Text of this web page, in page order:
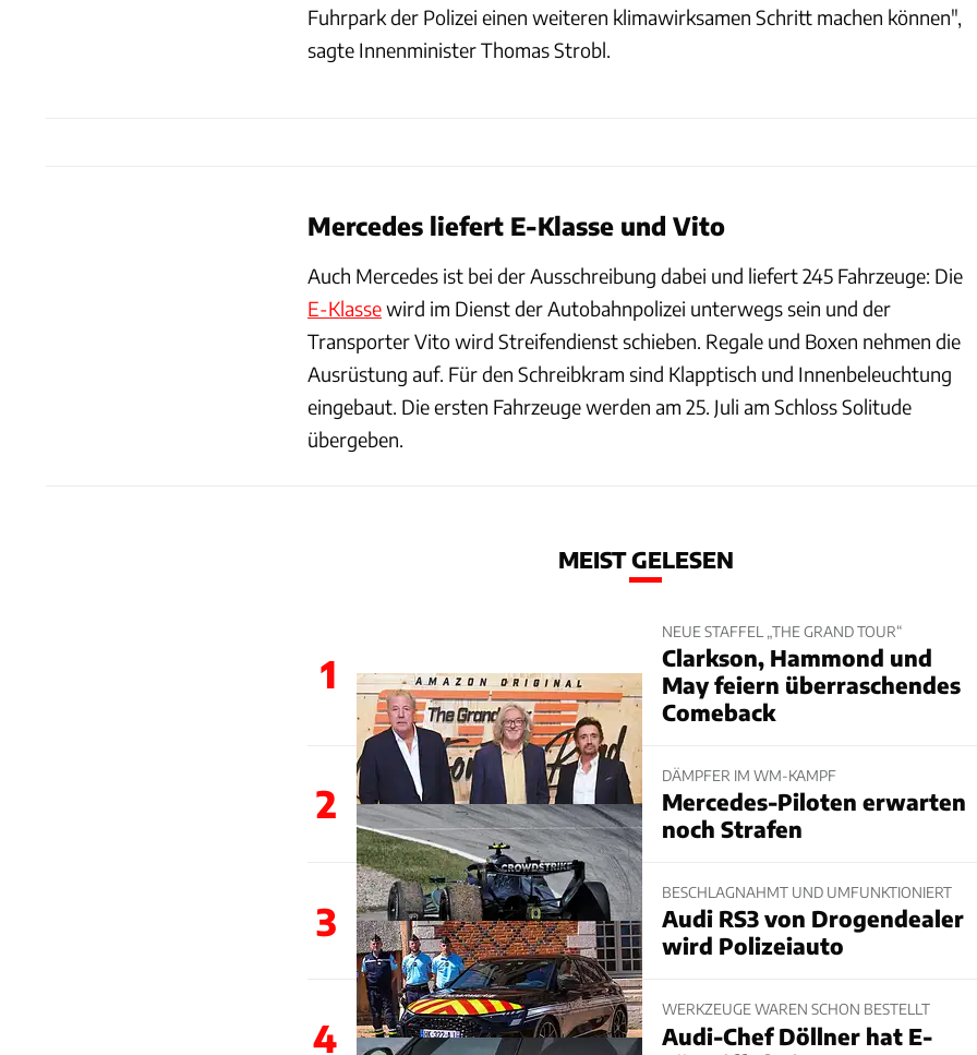
Fuhrpark der Polizei einen weiteren klimawirksamen Schritt machen können",
sagte Innenminister Thomas Strobl.
Mercedes liefert E-Klasse und Vito
Auch Mercedes ist bei der Ausschreibung dabei und liefert 245 Fahrzeuge: Die
E-Klassewird im Dienst der Autobahnpolizei unterwegs sein und der
Transporter Vito wird Streifendienst schieben. Regale und Boxen nehmen die
Ausrüstung auf. Für den Schreibkram sind Klapptisch und Innenbeleuchtung
eingebaut. Die ersten Fahrzeuge werden am 25. Juli am Schloss Solitude
übergeben.
MEIST GELESEN
1
NEUE STAFFEL „THE GRAND TOUR“
Clarkson, Hammond und
May feiern überraschendes
Comeback
2
DÄMPFER IM WM-KAMPF
Mercedes-Piloten erwarten
noch Strafen
3
BESCHLAGNAHMT UND UMFUNKTIONIERT
Audi RS3 von Drogendealer
wird Polizeiauto
4
WERKZEUGE WAREN SCHON BESTELLT
Audi-Chef Döllner hat E-